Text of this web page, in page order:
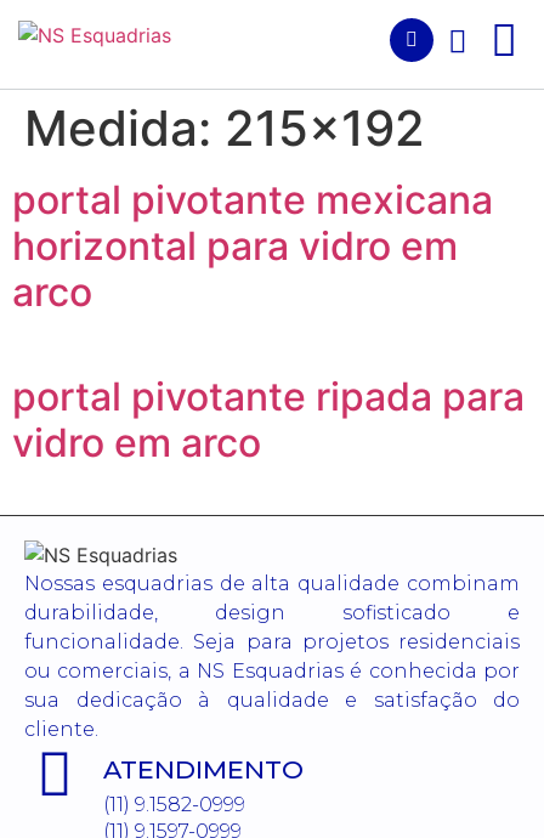
Medida: 215x192
portal pivotante mexicana
horizontal para vidro em
arco
portal pivotante ripada para
vidro em arco
Nossas esquadrias de alta qualidade combinam
durabilidade, design sofisticado e
funcionalidade. Seja para projetos residenciais
ou comerciais, a NS Esquadrias é conhecida por
sua dedicação à qualidade e satisfação do
cliente.
ATENDIMENTO
(11) 9.1582-0999
(11) 9.1597-0999